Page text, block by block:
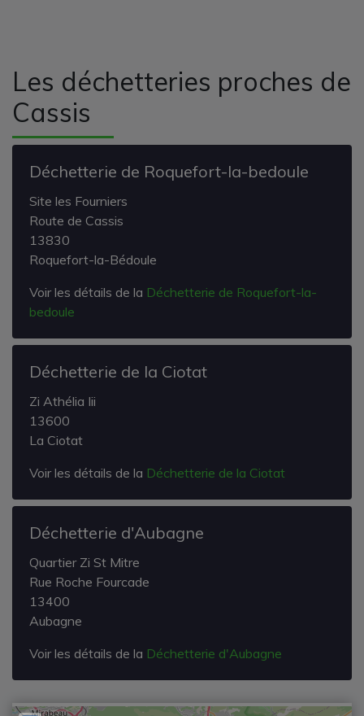
Les déchetteries proches de
Cassis
Déchetterie de Roquefort-la-bedoule
Site les Fourniers
Route de Cassis
13830
Roquefort-la-Bédoule
Voir les détails de la Déchetterie de Roquefort-la-
bedoule
Déchetterie de la Ciotat
Zi Athélia Iii
13600
La Ciotat
Voir les détails de la Déchetterie de la Ciotat
Déchetterie d'Aubagne
Quartier Zi St Mitre
Rue Roche Fourcade
13400
Aubagne
Voir les détails de la Déchetterie d'Aubagne